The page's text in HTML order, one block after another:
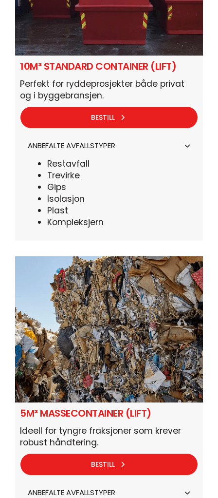
10M³ STANDARD CONTAINER (LIFT)
Perfekt for ryddeprosjekter både privat
og i byggebransjen.
BESTILL
ANBEFALTE AVFALLSTYPER
Restavfall
Trevirke
Gips
Isolasjon
Plast
Kompleksjern
5M³ MASSECONTAINER (LIFT)
Ideell for tyngre fraksjoner som krever
robust håndtering.
BESTILL
ANBEFALTE AVFALLSTYPER